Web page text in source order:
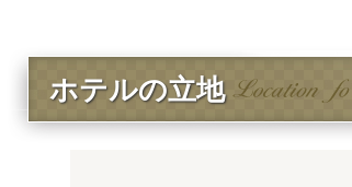
ホテルの立地